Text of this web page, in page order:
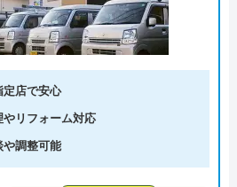
定店で安心
リフォーム対応
や調整可能